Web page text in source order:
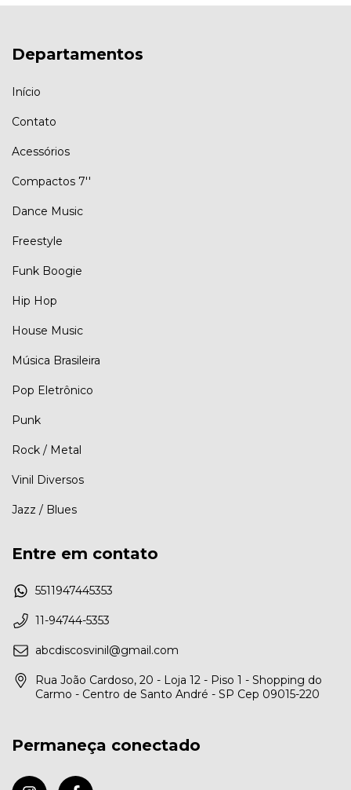
Departamentos
Início
Contato
Acessórios
Compactos 7''
Dance Music
Freestyle
Funk Boogie
Hip Hop
House Music
Música Brasileira
Pop Eletrônico
Punk
Rock / Metal
Vinil Diversos
Jazz / Blues
Entre em contato
5511947445353
11-94744-5353
abcdiscosvinil@gmail.com
Rua João Cardoso, 20 - Loja 12 - Piso 1 - Shopping do
Carmo - Centro de Santo André - SP Cep 09015-220
Permaneça conectado